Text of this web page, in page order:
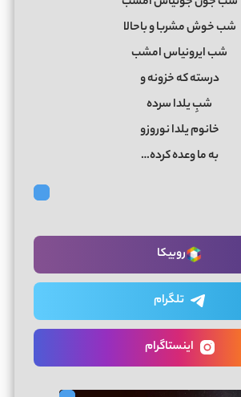
شب خوش‌ مشربا و باحالا
شب ایرونیاس امشب
درسته که خزونه و
شبِ یلدا سرده
خانوم یلدا نوروزو
به ما وعده کرده…
روبیکا
تلگرام
اینستاگرام